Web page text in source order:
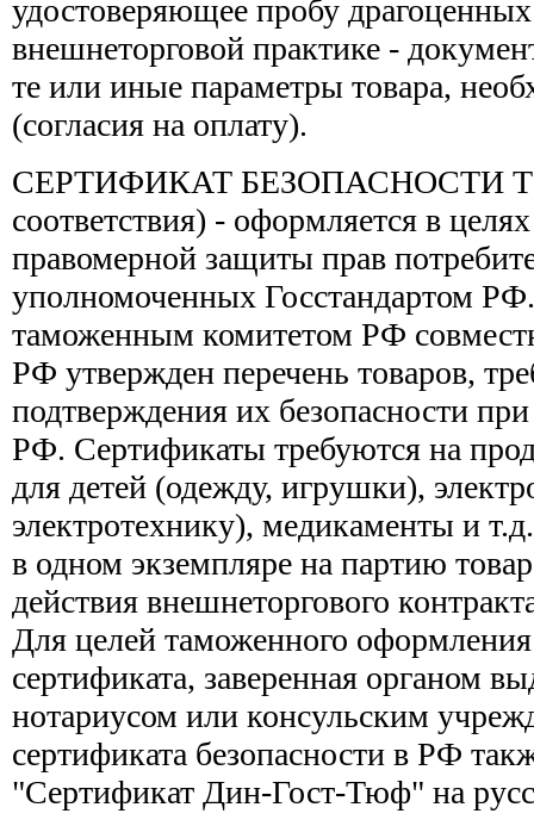
удостоверяющее пробу
внешнеторговой практике -
те или иные параметры товара,
(согласия на оплату).
СЕРТИФИКАТ БЕЗОПАСНОСТИ
соответствия) - оформляется в
правомерной защиты прав
уполномоченных Госстандартом
таможенным комитетом РФ
РФ утвержден перечень товаров,
подтверждения их безопасности
РФ. Сертификаты требуются на
для детей (одежду, игрушки),
электротехнику), медикаменты и
в одном экземпляре на партию
действия внешнеторгового
Для целей таможенного оформления
сертификата, заверенная органом
нотариусом или консульским
сертификата безопасности в РФ
"Сертификат Дин-Гост-Тюф" на